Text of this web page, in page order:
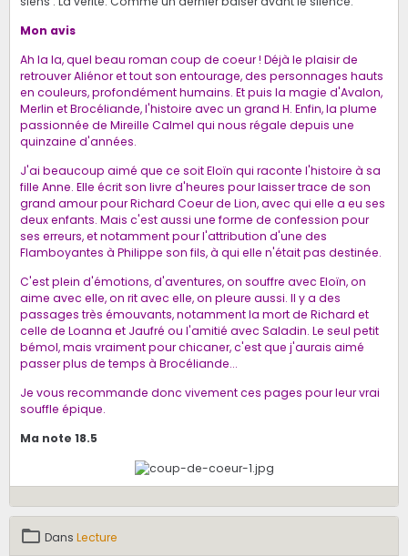
Mon avis
Ah la la, quel beau roman coup de coeur ! Déjà le plaisir de
retrouver Aliénor et tout son entourage, des personnages hauts
en couleurs, profondément humains. Et puis la magie d'Avalon,
Merlin et Brocéliande, l'histoire avec un grand H. Enfin, la plume
passionnée de Mireille Calmel qui nous régale depuis une
quinzaine d'années.
J'ai beaucoup aimé que ce soit Eloïn qui raconte l'histoire à sa
fille Anne. Elle écrit son livre d'heures pour laisser trace de son
grand amour pour Richard Coeur de Lion, avec qui elle a eu ses
deux enfants. Mais c'est aussi une forme de confession pour
ses erreurs, et notamment pour l'attribution d'une des
Flamboyantes à Philippe son fils, à qui elle n'était pas destinée.
C'est plein d'émotions, d'aventures, on souffre avec Eloïn, on
aime avec elle, on rit avec elle, on pleure aussi. Il y a des
passages très émouvants, notamment la mort de Richard et
celle de Loanna et Jaufré ou l'amitié avec Saladin. Le seul petit
bémol, mais vraiment pour chicaner, c'est que j'aurais aimé
passer plus de temps à Brocéliande...
Je vous recommande donc vivement ces pages pour leur vrai
souffle épique.
Ma note 18.5
Dans Lecture